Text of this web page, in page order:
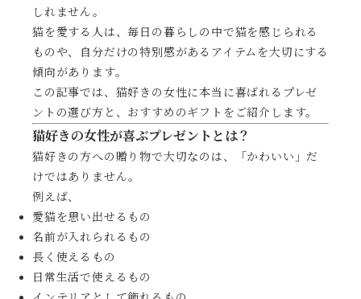
しれません。
猫を愛する人は、毎日の暮らしの中で猫を感じられる
ものや、自分だけの特別感があるアイテムを大切にする
傾向があります。
この記事では、猫好きの女性に本当に喜ばれるプレゼ
ントの選び方と、おすすめのギフトをご紹介します。
猫好きの女性が喜ぶプレゼントとは？
猫好きの方への贈り物で大切なのは、「かわいい」だ
けではありません。
例えば、
愛猫を思い出せるもの
名前が入れられるもの
長く使えるもの
日常生活で使えるもの